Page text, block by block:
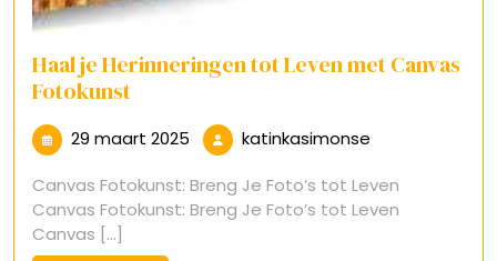
Haal je Herinneringen tot Leven met Canvas
Fotokunst
29 maart 2025 29
maart
2025
katinkasimonse
Canvas Fotokunst: Breng Je Foto’s tot Leven
Canvas Fotokunst: Breng Je Foto’s tot Leven
Canvas [...]